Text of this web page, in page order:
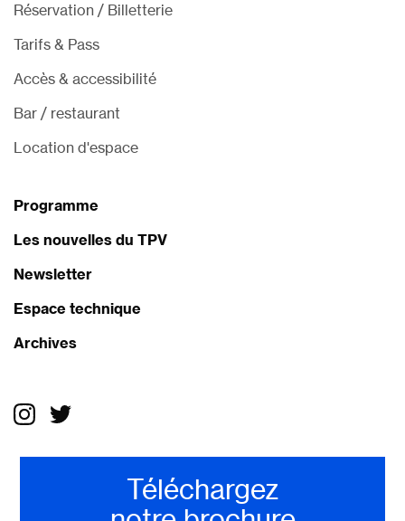
Réservation / Billetterie
Tarifs & Pass
Accès & accessibilité
Bar / restaurant
Location d'espace
Programme
Les nouvelles du TPV
Newsletter
Espace technique
Archives
Téléchargez